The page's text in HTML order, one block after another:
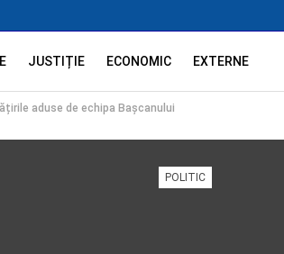
JUSTIȚIE ECONOMIC EXTERNE
aduse de echipa Bașcanului
POLITIC